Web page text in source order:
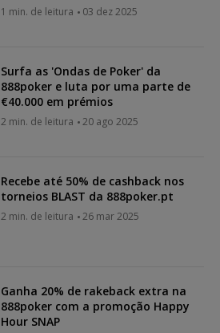
1 min. de leitura 03 dez 2025
Surfa as 'Ondas de Poker' da
888poker e luta por uma parte de
€40.000 em prémios
2 min. de leitura 20 ago 2025
Recebe até 50% de cashback nos
torneios BLAST da 888poker.pt
2 min. de leitura 26 mar 2025
Ganha 20% de rakeback extra na
888poker com a promoção Happy
Hour SNAP